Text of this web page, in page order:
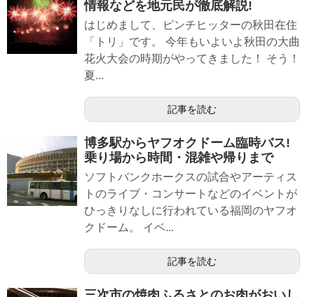
情報などを地元民が徹底解説!
はじめまして、ピンチヒッターの秋田在住
「トリ」です。 今年もいよいよ秋田の大曲
花火大会の時期がやってきました！ そう！
夏...
記事を読む
博多駅からヤフオクドーム臨時バス!
乗り場から時間・混雑や帰りまで
ソフトバンクホークスの試合やアーティス
トのライブ・コンサートなどのイベントが
ひっきりなしに行われている福岡のヤフオ
クドーム。 イベ...
記事を読む